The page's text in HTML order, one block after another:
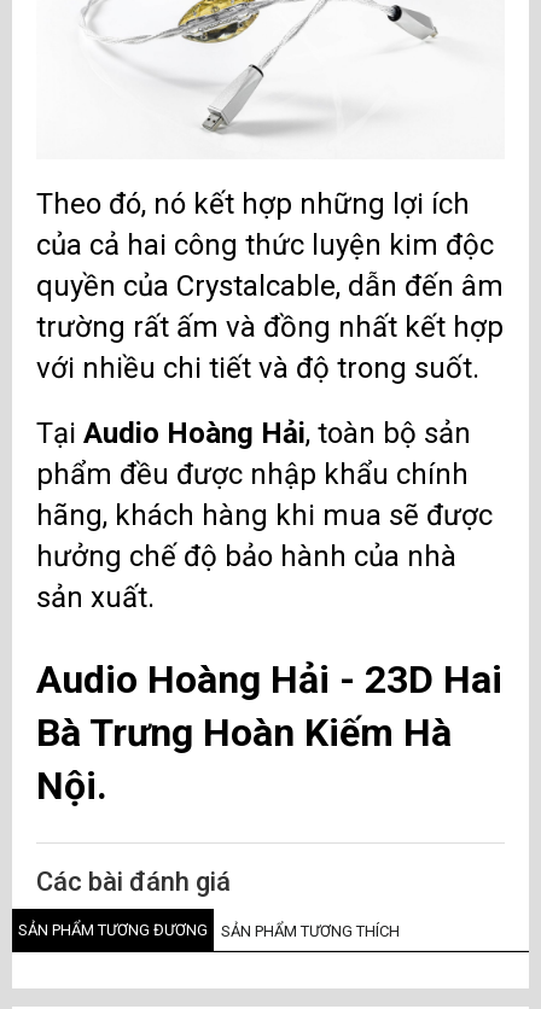
Theo đó, nó kết hợp những lợi ích
của cả hai công thức luyện kim độc
quyền của Crystalcable, dẫn đến âm
trường rất ấm và đồng nhất kết hợp
với nhiều chi tiết và độ trong suốt.
Tại Audio Hoàng Hải, toàn bộ sản
phẩm đều được nhập khẩu chính
hãng, khách hàng khi mua sẽ được
hưởng chế độ bảo hành của nhà
sản xuất.
Audio Hoàng Hải - 23D Hai
Bà Trưng Hoàn Kiếm Hà
Nội.
Các bài đánh giá
SẢN PHẨM TƯƠNG ĐƯƠNG SẢN PHẨM TƯƠNG THÍCH